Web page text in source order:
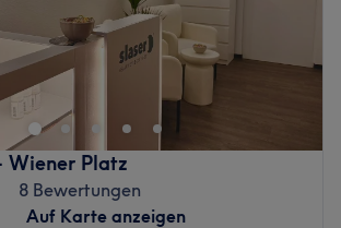
Wiener Platz
8 Bewertungen
Auf Karte anzeigen